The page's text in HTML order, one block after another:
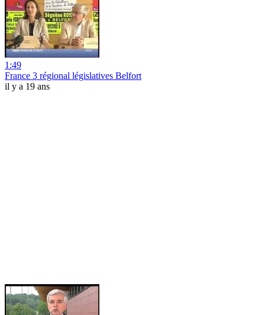
1:49
France 3 régional législatives Belfort
il y a 19 ans